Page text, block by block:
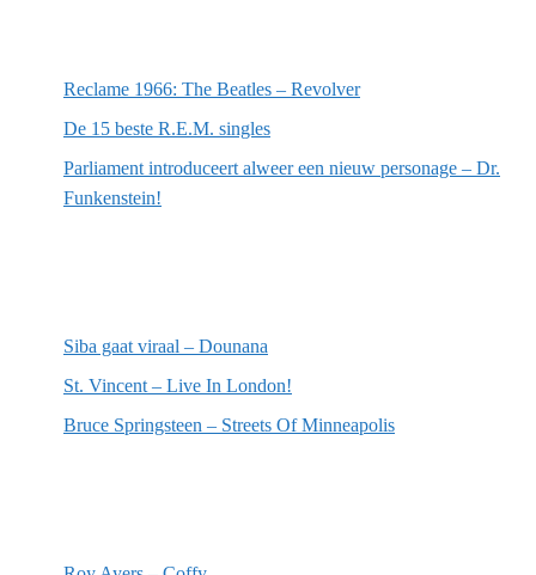
Reclame 1966: The Beatles – Revolver
De 15 beste R.E.M. singles
Parliament introduceert alweer een nieuw personage – Dr.
Funkenstein!
Siba gaat viraal – Dounana
St. Vincent – Live In London!
Bruce Springsteen – Streets Of Minneapolis